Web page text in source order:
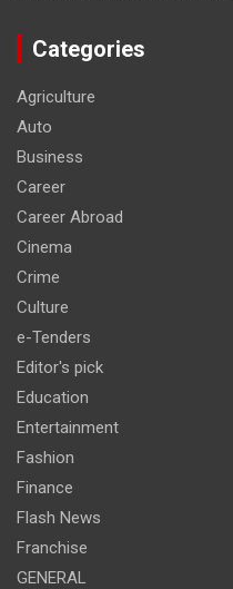
Categories
Agriculture
Auto
Business
Career
Career Abroad
Cinema
Crime
Culture
e-Tenders
Editor's pick
Education
Entertainment
Fashion
Finance
Flash News
Franchise
GENERAL